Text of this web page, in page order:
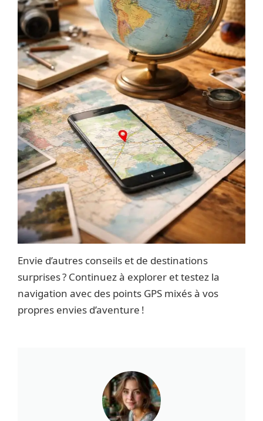
Envie d’autres conseils et de destinations
surprises ? Continuez à explorer et testez la
navigation avec des points GPS mixés à vos
propres envies d’aventure !